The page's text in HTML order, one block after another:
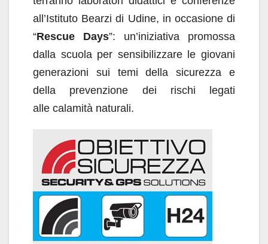
all’Istituto Bearzi di Udine, in occasione di
“Rescue Days”: un’iniziativa promossa
dalla scuola per sensibilizzare le giovani
generazioni sui temi della sicurezza e
della prevenzione dei rischi legati
alle calamità naturali.